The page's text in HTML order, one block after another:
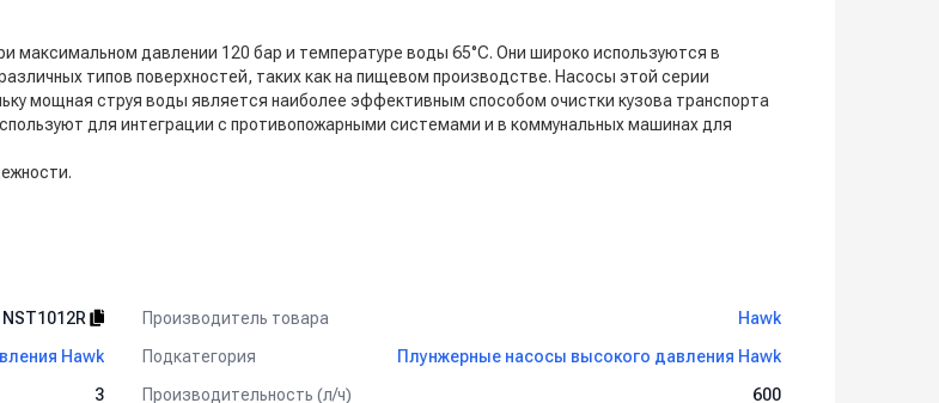
максимальном давлении 120 бар и температуре воды 65°C. Они широко используются в
типов поверхностей, таких как на пищевом производстве. Насосы этой серии
мощная струя воды является наиболее эффективным способом очистки кузова транспорта
для интеграции с противопожарными системами и в коммунальных машинах для
NST1012R Производитель товара
Hawk
Hawk Подкатегория
Плунжерные насосы высокого давления Hawk
3 Производительность (л/ч)
600